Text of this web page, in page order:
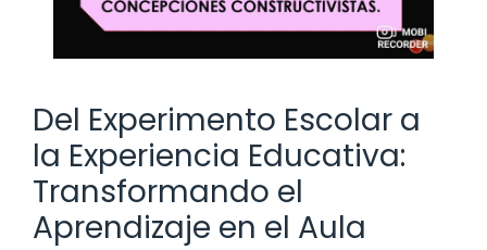
Del Experimento Escolar a
la Experiencia Educativa:
Transformando el
Aprendizaje en el Aula